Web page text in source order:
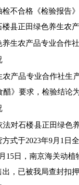
检不合格《检验报告》
楼县正田绿色养生农
生农产品专业合作社
农产品专业合作社生
醋》要求，检验结论
法对石楼县正田绿色
方式于2023年9月 1 日
15日，南京海关动植
，已被我局查封扣押